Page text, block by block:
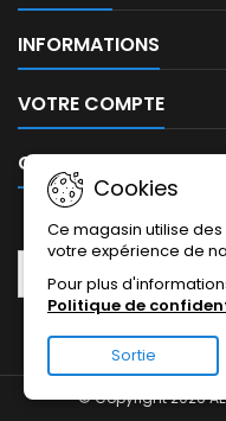
INFORMATIONS
VOTRE COMPTE
CONTACT
Cookies
Ce magasin utilise
votre expérience de
Pour plus
Politique de
Sortie
© Copyright 2026